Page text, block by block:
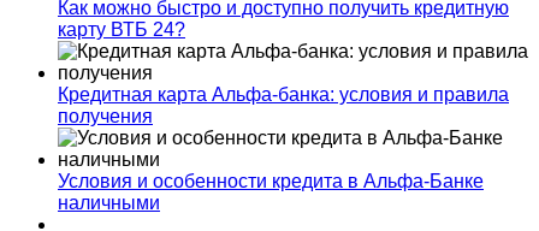
Как можно быстро и доступно получить кредитную
карту ВТБ 24?
Кредитная карта Альфа-банка: условия и правила
получения
Условия и особенности кредита в Альфа-Банке
наличными